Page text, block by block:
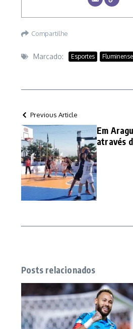
Compartilhe
Marcado: Esportes Fluminense
Previous Article
Em
através
Posts relacionados